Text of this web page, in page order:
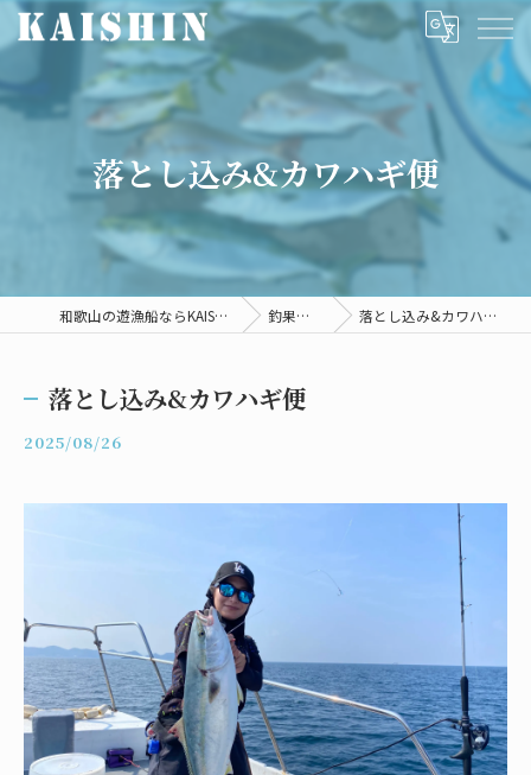
落とし込み&カワハギ便
和歌山の遊漁船ならKAISHIN 釣果情報 落とし込み&カワハギ便
落とし込み&カワハギ便
2025/08/26